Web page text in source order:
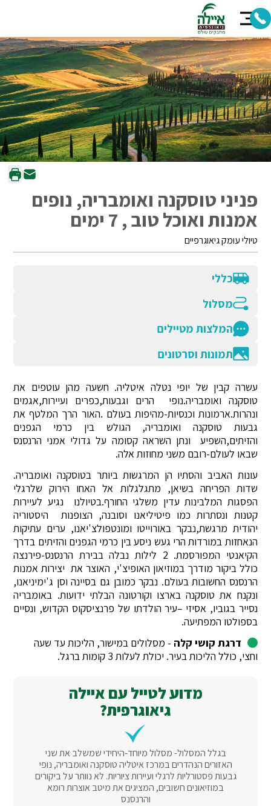
פניני טוסקנה ואומבריה, נופים
אמנות ואוכל טוב , 7 ימים
טיולי עומק גיאוגרפיים
כללי
מסלול
המלצות מטיילים
תמונות וסרטונים
עשרה קבין של יופי נטלה איטליה. חשעה מהן עוטפים את
טוסקנה ואומבריה.נופי הרים וגבעות,כפרים ועיירות,אגמים
ונהרות.ארמונות וכנסיות-מהיפות בעולם .האור הרך המלטף את
גבעות טוסקנה ואומבריה, הגולש בין כרמי הגפנים
והזיתים,השפיע ונתן השראה קסומה על גדולי אמני הרנסנס
שבאו לעולם-רובם משני מחוזות אלה.
עונות האביב והסתיו הן המרגשות ביותר בטוסקנה ואומבריה.
שדות הפריחה בשיאן, מתגלגלות אל האחו הירוק שלרגלי
הפסגות המלבינות עדין משלגי החורף.בטיולנו נגיע לעיירות
קטנות ונסתרות כמו פיטיליאנו וסובנה, הצופנות היסטוריה
יהודית מרגשת,נבקר באורוייטו ומונטפולצ'יאנו, ערים עתיקות
הנאחזות במורדות הרי געש ניסע בין כרמי הגפנים והזיתים בדרך
הקיאנטי המפורסמת. 2 לילות נבלה בבירת הרנסנס-פירנצה
כולל ביקור מודרך במוזיאון האופיצ'י, האוצר את יצירות אמנות
הרנסנס החשובות בעולם. נבקר כמובן גם בסיינה וסן ג'ימיניאנו,
ונקנח את טוסקנה בארצו וקורטונה הבלתי ידועות. באומבריה
נסייר בגוביו, אסיזי –עיר הולדתו של פרנציסקוס הקדוש, ונסיים
בספולטו המפתיעה.
דרגת קושי קלה - מסלולים במישור, הליכות עד שעה
וחצי, כולל הליכות בעיר. יכולת לעלות 3 קומות ברגל.
מדוע לטייל עם איילה
גיאוגרפית?
בגלל המסלול- מסלול מיוחד-היחידי שמשלב את שני
האזורים הנהדרים במרכז איטליה טוסקנה ואומבריה, נופי
גבעות פסטורליות לרגלי ועיירות ציוריות. לא נוותר על ביקורים
במוזיאונים חשובים, המציגים את מיטב אוצרות רומא
והרנסנס